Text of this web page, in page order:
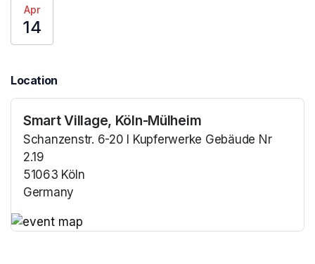
Apr
14
Location
Smart Village, Köln-Mülheim
Schanzenstr. 6-20 I Kupferwerke Gebäude Nr
2.19
51063 Köln
Germany